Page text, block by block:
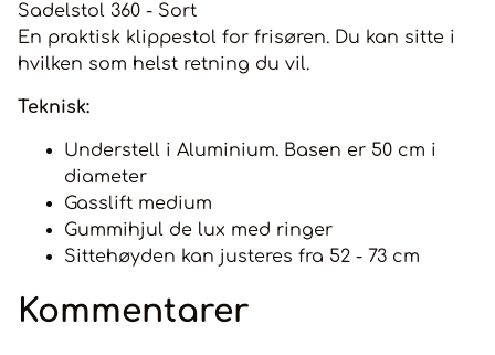
Sadelstol 360 - Sort
En praktisk klippestol for frisøren. Du kan sitte i
hvilken som helst retning du vil.
Teknisk:
Understell i Aluminium. Basen er 50 cm i
diameter
Gasslift medium
Gummihjul de lux med ringer
Sittehøyden kan justeres fra 52 - 73 cm
Kommentarer